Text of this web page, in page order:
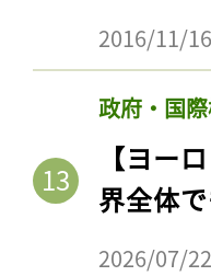
2016/11/16
政府・国
【ヨー
界全体
2026/07/22